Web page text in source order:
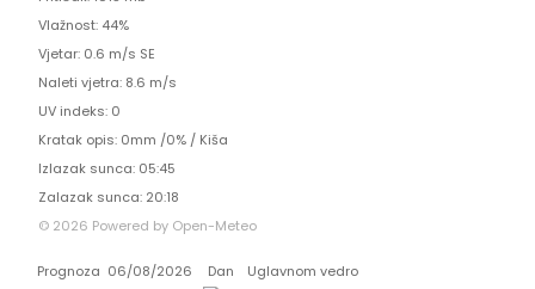
Vlažnost: 44%
Vjetar: 0.6 m/s SE
Naleti vjetra: 8.6 m/s
UV indeks: 0
Kratak opis: 0mm /0%/ Kiša
Izlazak sunca: 05:45
Zalazak sunca: 20:18
© 2026 Powered by Open-Meteo
Prognoza 06/08/2026 Dan
Uglavnom vedro